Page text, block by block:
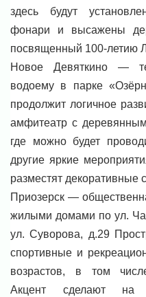
здесь будут
фонари и высажены
посвященный 100-летию
Новое Девяткино —
водоему в парке
продолжит логичное
амфитеатр с
где можно будет
другие яркие
разместят декоративные
Приозерск —
жилыми домами по ул.
ул. Суворова, д.29
спортивные и
возрастов, в том
Акцент сделают на